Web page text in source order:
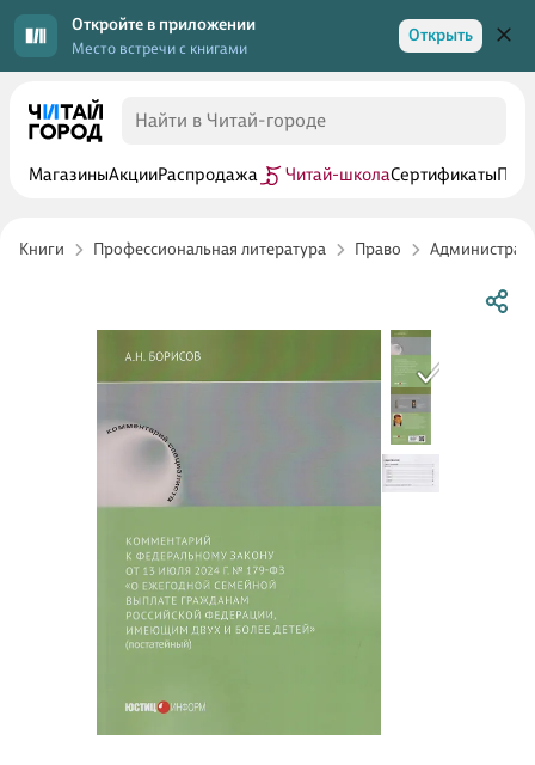
Откройте в приложении
Место встречи с книгами
Открыть
МагазиныАкцииРаспродажа Читай-школаСертификаты
Книги Профессиональная литература Право